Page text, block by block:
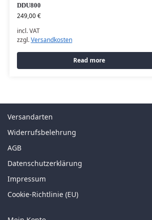
DDU800
249,00€
incl. VAT
zzgl.Versandkosten
Read more
Versandarten
Widerrufsbelehrung
AGB
Datenschutzerklärung
Impressum
Cookie-Richtlinie (EU)